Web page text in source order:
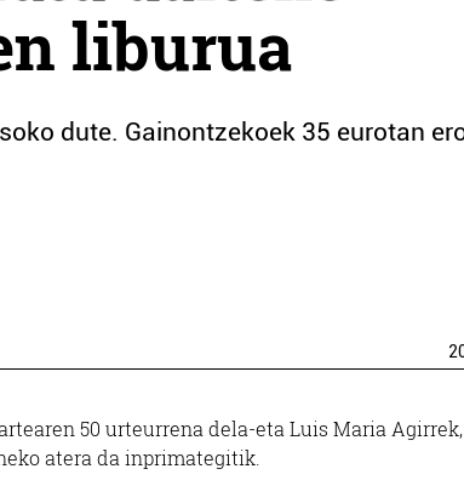
liburua
dute. Gainontzekoek 35 eurotan
50 urteurrena dela-eta Luis Maria
atera da inprimategitik.